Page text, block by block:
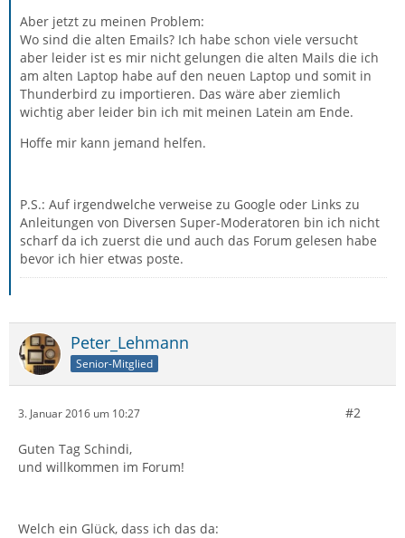
Aber jetzt zu meinen Problem:
Wo sind die alten Emails? Ich habe schon viele versucht
aber leider ist es mir nicht gelungen die alten Mails die ich
am alten Laptop habe auf den neuen Laptop und somit in
Thunderbird zu importieren. Das wäre aber ziemlich
wichtig aber leider bin ich mit meinen Latein am Ende.
Hoffe mir kann jemand helfen.
P.S.: Auf irgendwelche verweise zu Google oder Links zu
Anleitungen von Diversen Super-Moderatoren bin ich nicht
scharf da ich zuerst die und auch das Forum gelesen habe
bevor ich hier etwas poste.
Peter_Lehmann
Senior-Mitglied
3. Januar 2016 um 10:27 #2
Guten Tag Schindi,
und willkommen im Forum!
Welch ein Glück, dass ich das da: